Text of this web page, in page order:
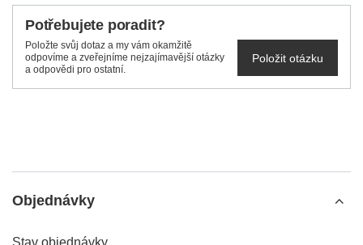
Potřebujete poradit?
Položte svůj dotaz a my vám okamžitě
odpovíme a zveřejníme nejzajímavější otázky
a odpovědi pro ostatní.
Položit otázku
Objednávky
Stav objednávky